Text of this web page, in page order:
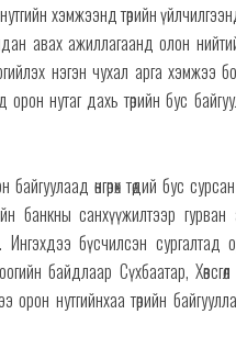
хэмжээнд төрийн үйлчилгээнд
авах ажиллагаанд олон
нэгэн чухал арга хэмжээ
нутаг дахь төрийн бус
байгуулаад өнгөрөх төдий бус
банкны санхүүжилтээр
бүсчилсэн сургалтад
байдлаар Сүхбаатар,
орон нутгийнхаа төрийн